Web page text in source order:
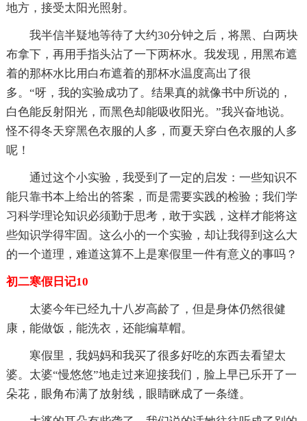
地方，接受太阳光照射。
我半信半疑地等待了大约30分钟之后，将黑、白两块
布拿下，再用手指头沾了一下两杯水。我发现，用黑布遮
着的那杯水比用白布遮着的那杯水温度高出了很
多。“呀，我的实验成功了。结果真的就像书中所说的，
白色能反射阳光，而黑色却能吸收阳光。”我兴奋地说。
怪不得冬天穿黑色衣服的人多，而夏天穿白色衣服的人多
呢！
通过这个小实验，我受到了一定的启发：一些知识不
能只靠书本上给出的答案，而是需要实践的检验；我们学
习科学理论知识必须勤于思考，敢于实践，这样才能将这
些知识学得牢固。这么小的一个实验，却让我得到这么大
的一个道理，难道这算不上是寒假里一件有意义的事吗？
初二寒假日记10
太婆今年已经九十八岁高龄了，但是身体仍然很健
康，能做饭，能洗衣，还能编草帽。
寒假里，我妈妈和我买了很多好吃的东西去看望太
婆。太婆“慢悠悠”地走过来迎接我们，脸上早已乐开了一
朵花，眼角布满了放射线，眼睛眯成了一条缝。